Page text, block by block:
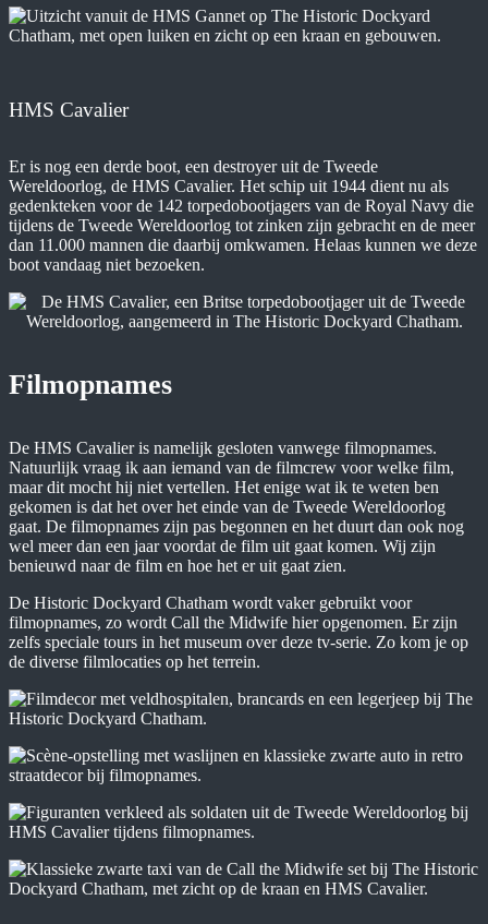
HMS Cavalier
Er is nog een derde boot, een destroyer uit de Tweede
Wereldoorlog, de HMS Cavalier. Het schip uit 1944 dient nu als
gedenkteken voor de 142 torpedobootjagers van de Royal Navy die
tijdens de Tweede Wereldoorlog tot zinken zijn gebracht en de meer
dan 11.000 mannen die daarbij omkwamen. Helaas kunnen we deze
boot vandaag niet bezoeken.
Filmopnames
De HMS Cavalier is namelijk gesloten vanwege filmopnames.
Natuurlijk vraag ik aan iemand van de filmcrew voor welke film,
maar dit mocht hij niet vertellen. Het enige wat ik te weten ben
gekomen is dat het over het einde van de Tweede Wereldoorlog
gaat. De filmopnames zijn pas begonnen en het duurt dan ook nog
wel meer dan een jaar voordat de film uit gaat komen. Wij zijn
benieuwd naar de film en hoe het er uit gaat zien.
De Historic Dockyard Chatham wordt vaker gebruikt voor
filmopnames, zo wordt Call the Midwife hier opgenomen. Er zijn
zelfs speciale tours in het museum over deze tv-serie. Zo kom je op
de diverse filmlocaties op het terrein.